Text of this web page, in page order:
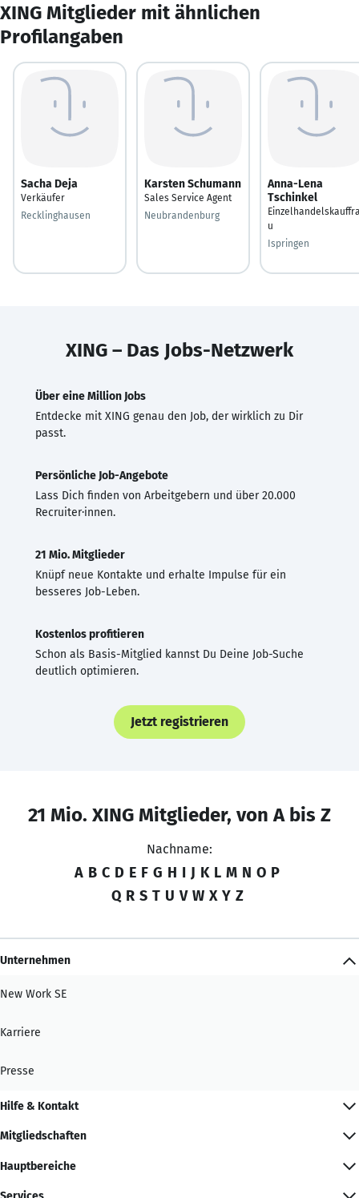
XING Mitglieder mit ähnlichen
Profilangaben
Sacha Deja
Verkäufer
Recklinghausen
Karsten Schumann
Sales Service Agent
Neubrandenburg
Anna-Lena
Tschinkel
u
Ispringen
XING – Das Jobs-Netzwerk
Über eine Million Jobs
Entdecke mit XING genau den Job, der wirklich zu Dir
passt.
Persönliche Job-Angebote
Lass Dich finden von Arbeitgebern und über 20.000
Recruiter·innen.
21 Mio. Mitglieder
Knüpf neue Kontakte und erhalte Impulse für ein
besseres Job-Leben.
Kostenlos profitieren
Schon als Basis-Mitglied kannst Du Deine Job-Suche
deutlich optimieren.
Jetzt registrieren
21 Mio. XING Mitglieder, von A bis Z
Nachname:
A B C D E F G H I J K L M N O P
Q R S T U V W X Y Z
Unternehmen
New Work SE
Karriere
Presse
Hilfe & Kontakt
Mitgliedschaften
Hauptbereiche